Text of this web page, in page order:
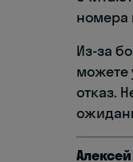
номера
Из-за
можете
отказ.